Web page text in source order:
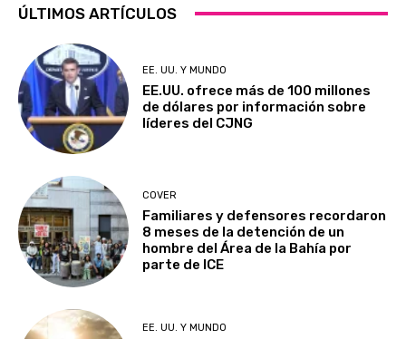
ÚLTIMOS ARTÍCULOS
EE. UU. Y MUNDO
EE.UU. ofrece más de 100 millones
de dólares por información sobre
líderes del CJNG
COVER
Familiares y defensores recordaron
8 meses de la detención de un
hombre del Área de la Bahía por
parte de ICE
EE. UU. Y MUNDO